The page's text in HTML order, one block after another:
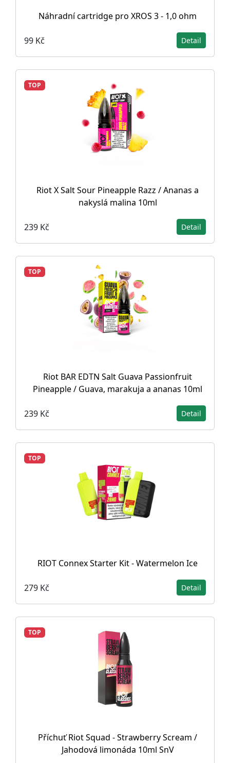
Náhradní cartridge pro XROS 3 - 1,0 ohm
99 Kč Detail
TOP
Riot X Salt Sour Pineapple Razz / Ananas a
nakyslá malina 10ml
239 Kč Detail
TOP
Riot BAR EDTN Salt Guava Passionfruit
Pineapple / Guava, marakuja a ananas 10ml
239 Kč Detail
TOP
RIOT Connex Starter Kit - Watermelon Ice
279 Kč Detail
TOP
Příchuť Riot Squad - Strawberry Scream /
Jahodová limonáda 10ml SnV